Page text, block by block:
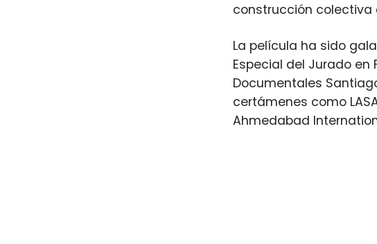
construcción colectiva
La película ha sido
Especial del Jurado en
Documentales
certámenes como
Ahmedabad